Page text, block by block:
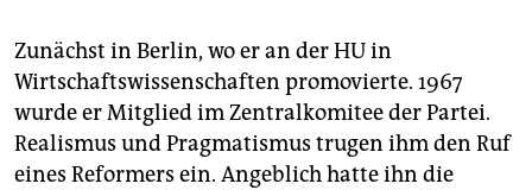
Zunächst in Berlin, wo er an der HU in
Wirtschaftswissenschaften promovierte. 1967
wurde er Mitglied im Zentralkomitee der Partei.
Realismus und Pragmatismus trugen ihm den Ruf
eines Reformers ein. Angeblich hatte ihn die